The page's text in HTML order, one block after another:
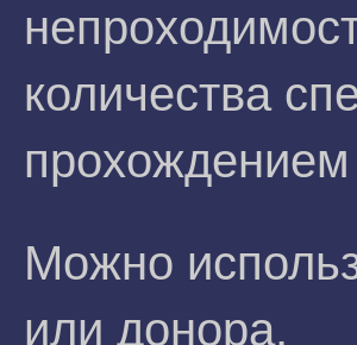
количества
прохождением
Можно
или донора.